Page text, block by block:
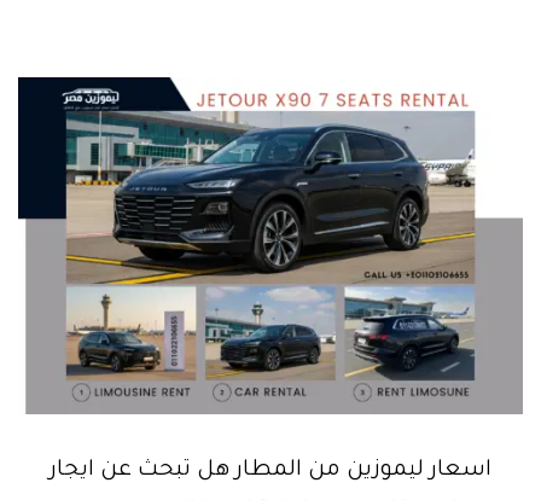
اسعار ليموزين من المطار هل تبحث عن ايجار